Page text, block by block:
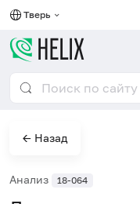
Тверь
← Назад
Анализ 18-064